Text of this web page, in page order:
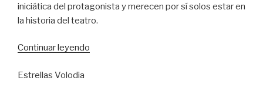
iniciática del protagonista y merecen por sí solos estar en
la historia del teatro.
Continuar leyendo
Estrellas Volodia